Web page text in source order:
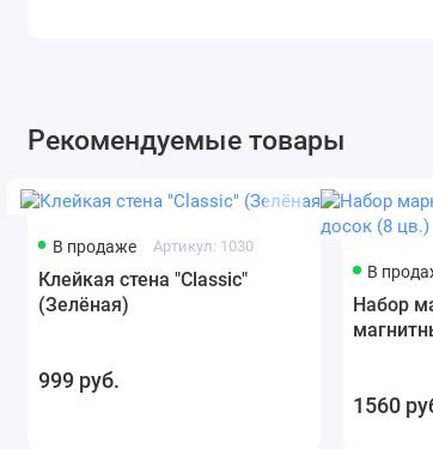
Рекомендуемые товары
В продаже Артикул: 1030
Клейкая стена "Classic"
(Зелёная)
999 руб.
В
Набор
1560